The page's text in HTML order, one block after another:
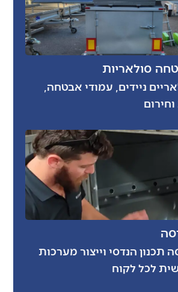
סולאריות
ניידים, עמודי אבטחה,
הנדסי וייצור מערכות
לכל לקוח